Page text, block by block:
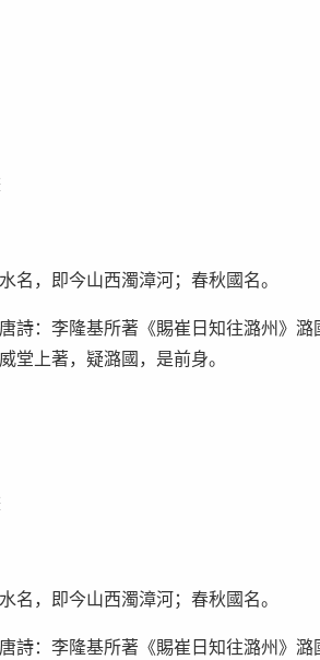
名，即今山西濁漳河；春秋國名。
詩：李隆基所著《賜崔日知往潞州》
堂上著，疑潞國，是前身。
名，即今山西濁漳河；春秋國名。
詩：李隆基所著《賜崔日知往潞州》